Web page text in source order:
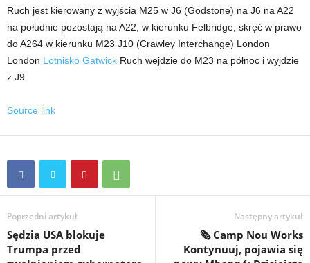
Ruch jest kierowany z wyjścia M25 w J6 (Godstone) na J6 na A22
na południe pozostają na A22, w kierunku Felbridge, skręć w prawo
do A264 w kierunku M23 J10 (Crawley Interchange) London
London Lotnisko Gatwick Ruch wejdzie do M23 na północ i wyjdzie
z J9
Source link
Poprzedni artykuł
Sędzia USA blokuje
Trumpa przed
Następny artykuł
🗞️ Camp Nou Works
Kontynuuj, pojawia się